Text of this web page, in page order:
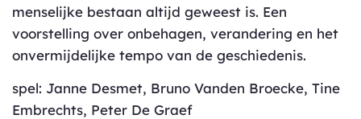
menselijke bestaan altijd geweest is. Een
voorstelling over onbehagen, verandering en het
onvermijdelijke tempo van de geschiedenis.
spel: Janne Desmet, Bruno Vanden Broecke, Tine
Embrechts, Peter De Graef